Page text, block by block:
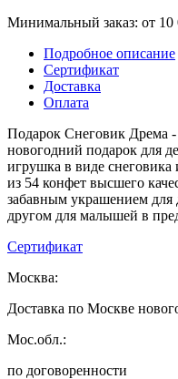
Минимальный заказ: от 10
Подробное описание
Сертификат
Доставка
Оплата
Подарок Снеговик Дрема
новогодний подарок для
игрушка в виде
из 54 конфет высшего
забавным украшением
другом для малышей в
Сертификат
Москва:
Доставка по Москве
Мос.обл.:
по договоренности